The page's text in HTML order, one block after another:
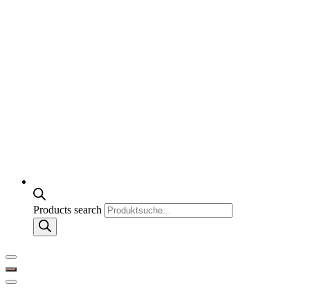
Products search